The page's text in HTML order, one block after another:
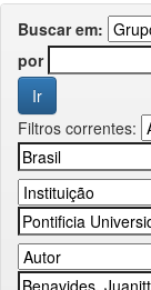
Buscar em:
por
Filtros correntes: